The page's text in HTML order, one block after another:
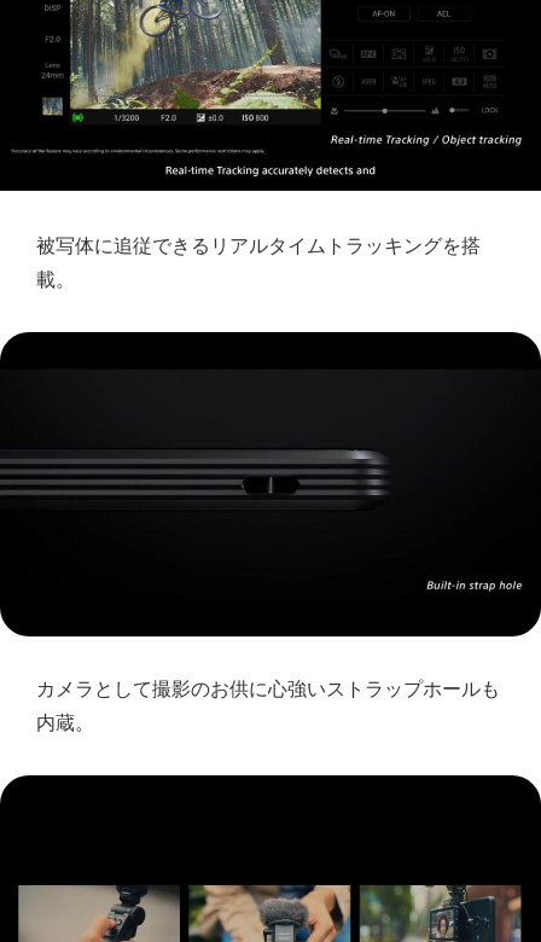
被写体に追従できるリアルタイムトラッキングを搭
載。
カメラとして撮影のお供に心強いストラップホールも
内蔵。